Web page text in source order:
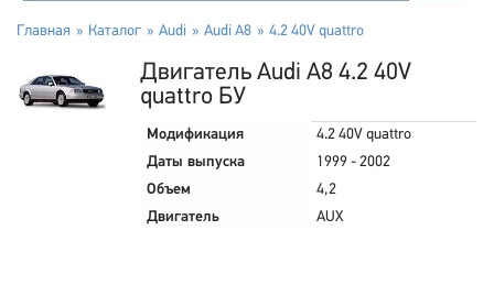
Главная Каталог Audi Audi A8 4.2 40V quattro
Двигатель Audi A8 4.2 40V
quattro БУ
Модификация
4.2 40V quattro
Даты выпуска
1999 - 2002
Объем
4,2
Двигатель
AUX